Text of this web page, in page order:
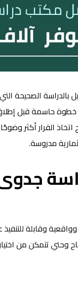
بل بالدراسة
حاسمة قبل
القرار أكثر
مدروسة.
وقابلة للتنفيذ
وحتي تتمكن من